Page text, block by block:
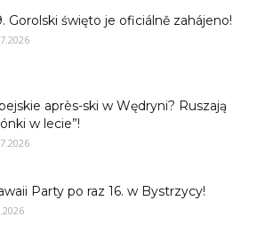
Gorolski święto je oficiálně zahájeno!
après-ski w Wędryni? Ruszają
w lecie”!
Party po raz 16. w Bystrzycy!